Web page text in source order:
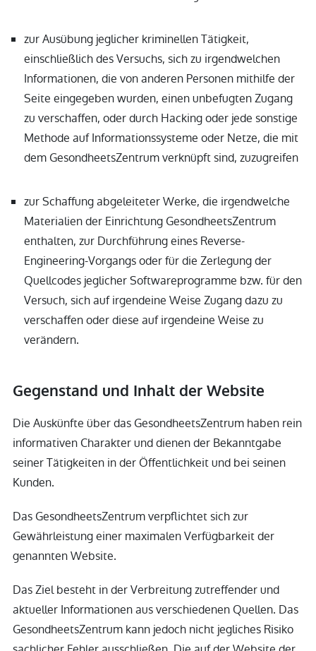
zur Ausübung jeglicher kriminellen Tätigkeit,
einschließlich des Versuchs, sich zu irgendwelchen
Informationen, die von anderen Personen mithilfe der
Seite eingegeben wurden, einen unbefugten Zugang
zu verschaffen, oder durch Hacking oder jede sonstige
Methode auf Informationssysteme oder Netze, die mit
dem GesondheetsZentrum verknüpft sind, zuzugreifen
zur Schaffung abgeleiteter Werke, die irgendwelche
Materialien der Einrichtung GesondheetsZentrum
enthalten, zur Durchführung eines Reverse-
Engineering-Vorgangs oder für die Zerlegung der
Quellcodes jeglicher Softwareprogramme bzw. für den
Versuch, sich auf irgendeine Weise Zugang dazu zu
verschaffen oder diese auf irgendeine Weise zu
verändern.
Gegenstand und Inhalt der Website
Die Auskünfte über das GesondheetsZentrum haben rein
informativen Charakter und dienen der Bekanntgabe
seiner Tätigkeiten in der Öffentlichkeit und bei seinen
Kunden.
Das GesondheetsZentrum verpflichtet sich zur
Gewährleistung einer maximalen Verfügbarkeit der
genannten Website.
Das Ziel besteht in der Verbreitung zutreffender und
aktueller Informationen aus verschiedenen Quellen. Das
GesondheetsZentrum kann jedoch nicht jegliches Risiko